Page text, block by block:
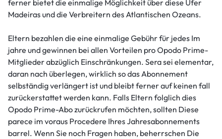
ferner bietet die einmalige Möglichkeit über diese Ufer
Madeiras und die Verbreitern des Atlantischen Ozeans.
Eltern bezahlen die eine einmalige Gebühr für jedes Im
jahre und gewinnen bei allen Vorteilen pro Opodo Prime-
Mitglieder abzüglich Einschränkungen. Sera sei elementar,
daran nach überlegen, wirklich so das Abonnement
selbständig verlängert ist und bleibt ferner auf keinen fall
zurückerstattet werden kann. Falls Eltern folglich dies
Opodo Prime-Abo zurückrufen möchten, sollten Diese
parece im voraus Procedere Ihres Jahresabonnements
barrel. Wenn Sie noch Fragen haben, beherrschen Die